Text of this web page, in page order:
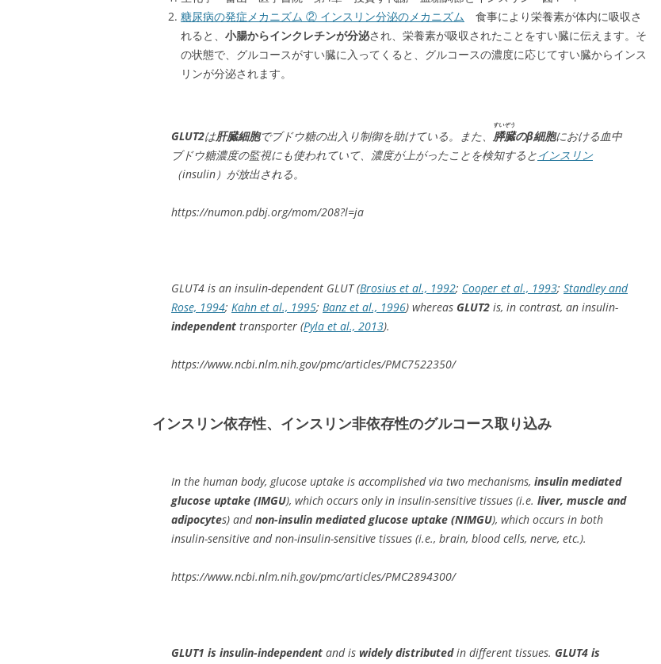
糖尿病の発症メカニズム ② インスリン分泌のメカニズム 食事により栄養素が体内に吸収さ
れると、 小腸からインクレチンが分泌され、栄養素が吸収されたことをすい臓に伝えます。そ
の状態で、グルコースがすい臓に入ってくると、グルコースの濃度に応じてすい臓からインス
リンが分泌されます。
GLUT2は肝臓細胞でブドウ糖の出入り制御を助けている。また、 膵臓
すいぞう
のβ細胞における血中
ブドウ糖濃度の監視にも使われていて、濃度が上がったことを検知するとインスリン
（insulin）が放出される。
https://numon.pdbj.org/mom/208?l=ja
GLUT4 is an insulin-dependent GLUT (Brosius et al., 1992; Cooper et al., 1993; Standley and
Rose, 1994; Kahn et al., 1995; Banz et al., 1996) whereas GLUT2 is, in contrast, an insulin-
independent transporter (Pyla et al., 2013).
https://www.ncbi.nlm.nih.gov/pmc/articles/PMC7522350/
インスリン依存性、インスリン非依存性のグルコース取り込み
In the human body, glucose uptake is accomplished via two mechanisms, insulin mediated
glucose uptake (IMGU), which occurs only in insulin-sensitive tissues (i.e. liver, muscle and
adipocytes) andnon-insulin mediated glucose uptake (NIMGU), which occurs in both
insulin-sensitive and non-insulin-sensitive tissues (i.e., brain, blood cells, nerve, etc.).
https://www.ncbi.nlm.nih.gov/pmc/articles/PMC2894300/
GLUT1 is insulin-independent and is widely distributedin different tissues. GLUT4 is